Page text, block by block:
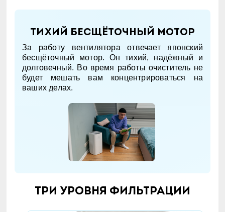
Тихий бесщёточный мотор
За работу вентилятора отвечает японский
бесщёточный мотор. Он тихий, надёжный и
долговечный. Во время работы очиститель не
будет мешать вам концентрироваться на
ваших делах.
Три уровня фильтрации